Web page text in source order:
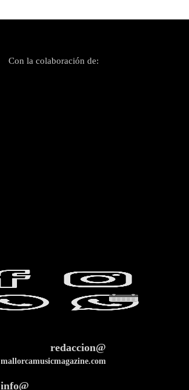
Con la colaboración de:
redaccion@
mallorcamusicmagazine.com
info@